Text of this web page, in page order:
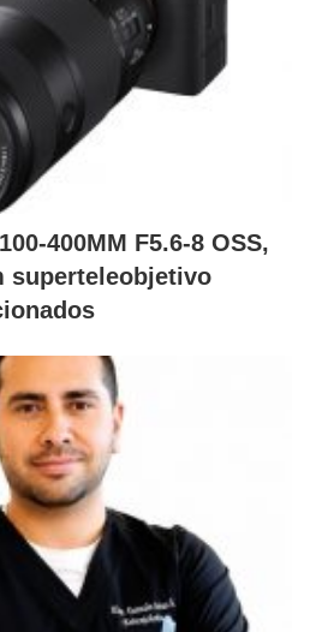
400MM F5.6-8 OSS,
superteleobjetivo